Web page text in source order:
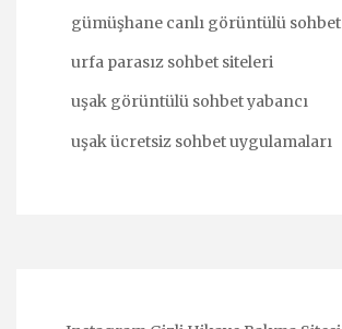
gümüşhane canlı görüntülü sohbet
urfa parasız sohbet siteleri
uşak görüntülü sohbet yabancı
uşak ücretsiz sohbet uygulamaları